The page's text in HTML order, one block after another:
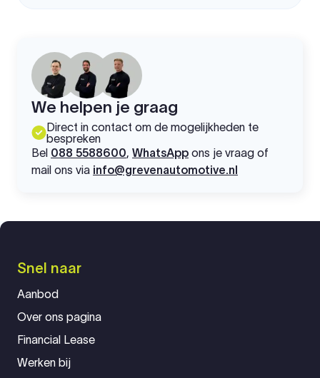
We helpen je graag
Direct in contact om de mogelijkheden te
bespreken
Bel 088 5588600, WhatsApp ons je vraag of
mail ons via info@grevenautomotive.nl
Snel naar
Aanbod
Over ons pagina
Financial Lease
Werken bij